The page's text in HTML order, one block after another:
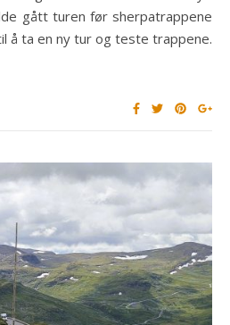
gått turen før sherpatrappene
å ta en ny tur og teste trappene.